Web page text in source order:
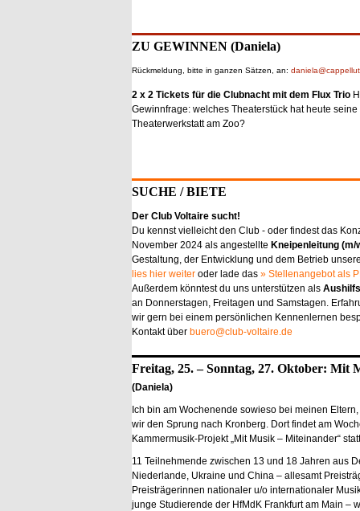
ZU GEWINNEN (Daniela)
Rückmeldung, bitte in ganzen Sätzen, an:
2 x 2 Tickets für die Clubnacht mit dem Flux Trio
Gewinnfrage: welches Theaterstück hat heute seine
Theaterwerkstatt am Zoo?
SUCHE / BIETE
Der Club Voltaire sucht!
Du kennst vielleicht den Club - oder findest das
November 2024 als angestellte Kneipenleitung (m/
Gestaltung, der Entwicklung und dem Betrieb
lies hier weiter oder lade das » Stellenangebot als
Außerdem könntest du uns unterstützen als
an Donnerstagen, Freitagen und Samstagen.
wir gern bei einem persönlichen Kennenlernen
Kontakt über buero@club-voltaire.de
Freitag, 25. – Sonntag, 27. Oktober: Mit
(Daniela)
Ich bin am Wochenende sowieso bei meinen
wir den Sprung nach Kronberg. Dort findet am
Kammermusik-Projekt„Mit Musik – Miteinander“
11 Teilnehmende zwischen 13 und 18 Jahren aus
Niederlande, Ukraine und China – allesamt
Preisträgerinnen nationaler u/o internationaler
junge Studierende der HfMdK Frankfurt am Main –